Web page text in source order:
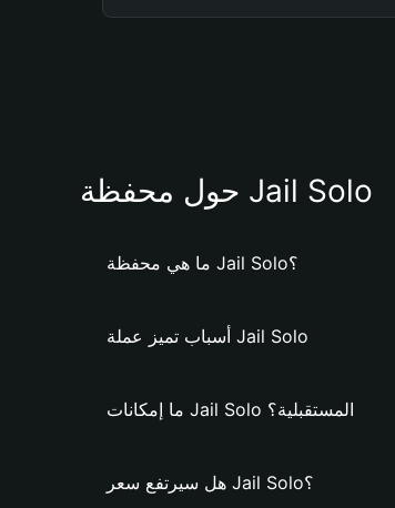
حول محفظة Jail Solo
ما هي محفظة Jail Solo؟
أسباب تميز عملة Jail Solo
ما إمكانات Jail Solo المستقبلية؟
هل سيرتفع سعر Jail Solo؟